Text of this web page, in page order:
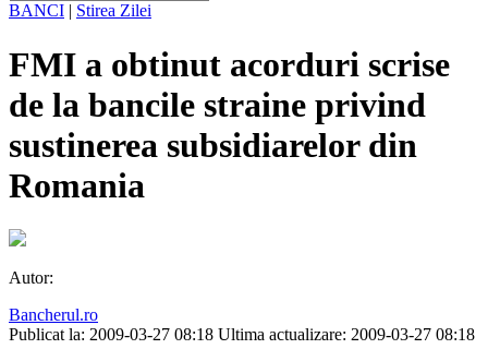
BANCI | Stirea Zilei
FMI a obtinut acorduri scrise
de la bancile straine privind
sustinerea subsidiarelor din
Romania
Autor:
Bancherul.ro
Publicat la: 2009-03-27 08:18 Ultima actualizare: 2009-03-27 08:18